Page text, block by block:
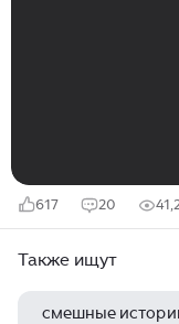
617 20
Также ищут
смешные